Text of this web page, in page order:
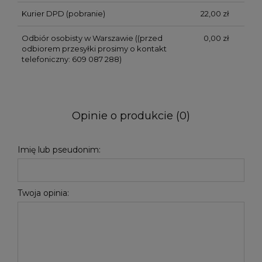
Kurier DPD (pobranie) 22,00 zł
Odbiór osobisty w Warszawie ((przed
odbiorem przesyłki prosimy o kontakt
telefoniczny: 609 087 288)
0,00 zł
Opinie o produkcie (0)
Imię lub pseudonim:
Twoja opinia: